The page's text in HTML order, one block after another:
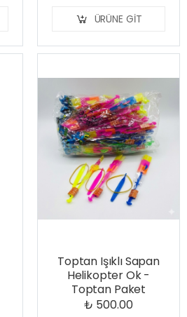
ÜRÜNE GIT
Toptan Işıklı Sapan
Helikopter Ok -
Toptan Paket
₺ 500.00